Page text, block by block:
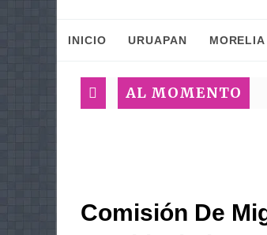
INICIO URUAPAN MORELIA
AL MOMENTO
Comisión De